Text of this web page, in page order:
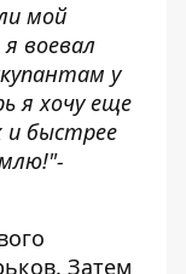
мой
воевал
у
я хочу еще
и быстрее
Затем